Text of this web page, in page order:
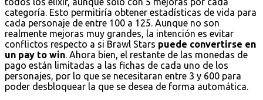
categoría. Esto permitiría obtener estadísticas de vida para
cada personaje de entre 100 a 125. Aunque no son
realmente mejoras muy grandes, la intención es evitar
conflictos respecto a si Brawl Stars puede convertirse en
un pay to win . Ahora bien, el restante de las monedas de
pago están limitadas a las fichas de cada uno de los
personajes, por lo que se necesitaran entre 3 y 600 para
poder desbloquear la que se desea de forma automática.